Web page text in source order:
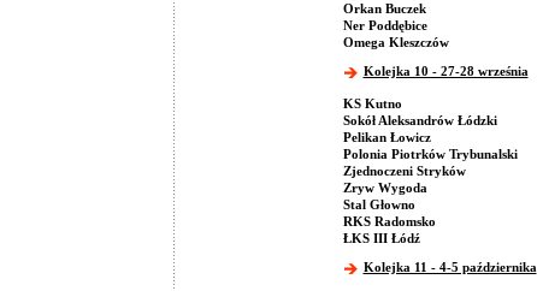
Orkan Buczek
Ner Poddębice
Omega Kleszczów
Kolejka 10 - 27-28 września
KS Kutno
Sokół Aleksandrów Łódzki
Pelikan Łowicz
Polonia Piotrków Trybunalski
Zjednoczeni Stryków
Zryw Wygoda
Stal Głowno
RKS Radomsko
ŁKS III Łódź
Kolejka 11 - 4-5 października